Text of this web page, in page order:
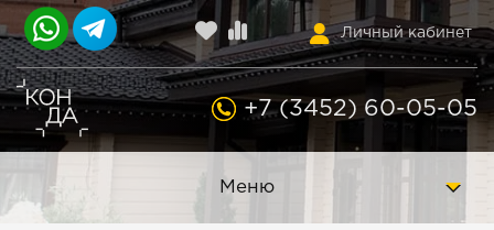
Личный кабинет
+7 (3452) 60-05-05
Меню